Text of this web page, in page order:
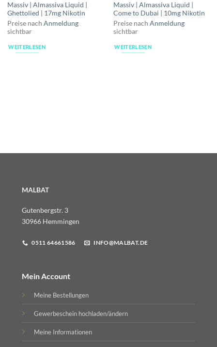
Massiv | Almassiva Liquid |
Ghettolied | 17mg Nikotin
Preise nach Anmeldung
sichtbar
WEITERLESEN
Massiv | Almassiva Liquid |
Come to Dubai | 10mg Nikotin
Preise nach Anmeldung
sichtbar
WEITERLESEN
MALBAT
Gutenbergstr. 3
30966 Hemmingen
0511 64661586 INFO@MALBAT.DE
Mein Account
Meine Bestellungen
Gewerbeschein hochladen/ändern
Meine Informationen